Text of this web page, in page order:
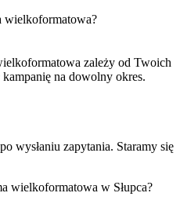
wielkoformatowa?
zależy od Twoich
na dowolny okres.
wysłaniu zapytania. Staramy się
wielkoformatowa w Słupca?